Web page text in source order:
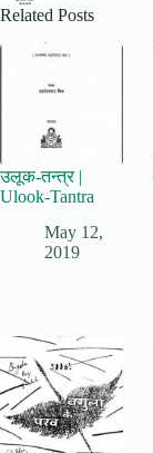
Related Posts
उलूक-तन्त्र |
Ulook-Tantra
May 12,
2019